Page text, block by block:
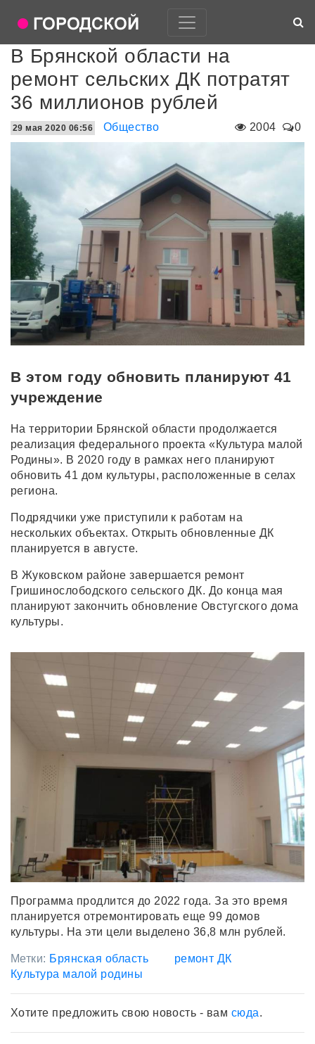
В Брянской области на
ремонт сельских ДК потратят
36 миллионов рублей
2004 0
29 мая 2020 06:56 Общество
В этом году обновить планируют 41
учреждение
На территории Брянской области продолжается
реализация федерального проекта «Культура малой
Родины». В 2020 году в рамках него планируют
обновить 41 дом культуры, расположенные в селах
региона.
Подрядчики уже приступили к работам на
нескольких объектах. Открыть обновленные ДК
планируется в августе.
В Жуковском районе завершается ремонт
Гришинослободского сельского ДК. До конца мая
планируют закончить обновление Овстугского дома
культуры.
Программа продлится до 2022 года. За это время
планируется отремонтировать еще 99 домов
культуры. На эти цели выделено 36,8 млн рублей.
Метки: Брянская область
ремонт ДК
Культура малой родины
Хотите предложить свою новость - вам сюда.